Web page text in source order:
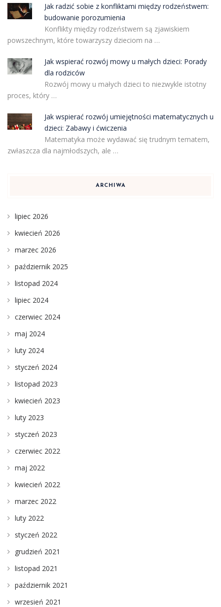
Jak radzić sobie z konfliktami między rodzeństwem:
budowanie porozumienia
Konflikty między rodzeństwem są zjawiskiem
powszechnym, które towarzyszy dzieciom na …
Jak wspierać rozwój mowy u małych dzieci: Porady
dla rodziców
Rozwój mowy u małych dzieci to niezwykle istotny
proces, który …
Jak wspierać rozwój umiejętności matematycznych u
dzieci: Zabawy i ćwiczenia
Matematyka może wydawać się trudnym tematem,
zwłaszcza dla najmłodszych, ale …
ARCHIWA
lipiec 2026
kwiecień 2026
marzec 2026
październik 2025
listopad 2024
lipiec 2024
czerwiec 2024
maj 2024
luty 2024
styczeń 2024
listopad 2023
kwiecień 2023
luty 2023
styczeń 2023
czerwiec 2022
maj 2022
kwiecień 2022
marzec 2022
luty 2022
styczeń 2022
grudzień 2021
listopad 2021
październik 2021
wrzesień 2021